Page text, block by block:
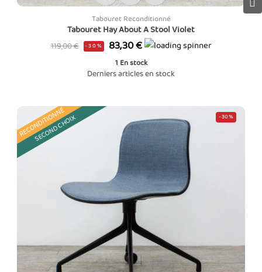
Tabouret Reconditionné
Tabouret Hay About A Stool Violet
Prix
119,00 € -30% Prix
83,30 €
1 En stock
Derniers articles en stock
RECONDITIONNÉ
SECOND CHOIX -30%